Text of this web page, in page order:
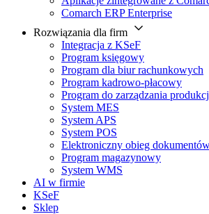
Comarch ERP Enterprise
Rozwiązania dla firm
Integracja z KSeF
Program księgowy
Program dla biur rachunkowych
Program kadrowo-płacowy
Program do zarządzania
System MES
System APS
System POS
Elektroniczny obieg
Program magazynowy
System WMS
AI w firmie
KSeF
Sklep